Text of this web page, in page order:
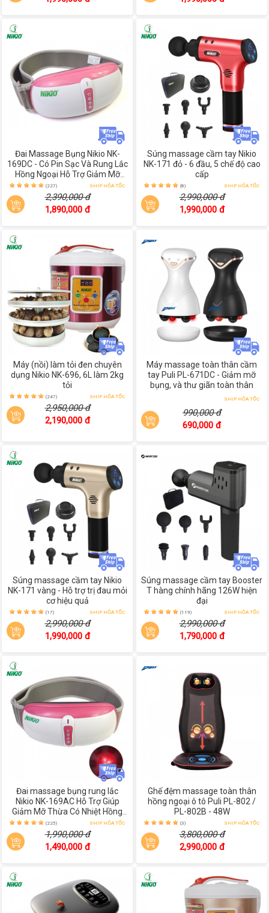
Đai Massage Bụng Nikio NK-
169DC - Có Pin Sạc Và Rung Lắc
Hồng Ngoại Hỗ Trợ Giảm Mỡ
(227) SHIP HỎA TỐC
2,390,000 đ
1,890,000 đ
Súng massage cầm tay Nikio
NK-171 đỏ - 6 đầu, 5 chế độ cao
cấp
(8) SHIP HỎA TỐC
2,990,000 đ
1,990,000 đ
Máy (nồi) làm tỏi đen chuyên
dụng Nikio NK-696, 6L làm 2kg
tỏi
(247) SHIP HỎA TỐC
2,950,000 đ
2,190,000 đ
Máy massage toàn thân cầm
tay Puli PL-671DC - Giảm mỡ
bụng, và thư giãn toàn thân
SHIP HỎA TỐC
990,000 đ
690,000 đ
Súng massage cầm tay Nikio
NK-171 vàng - Hỗ trợ trị đau mỏi
cơ hiệu quả
(17) SHIP HỎA TỐC
2,990,000 đ
1,990,000 đ
Súng massage cầm tay Booster
T hàng chính hãng 126W hiện
đại
(119) SHIP HỎA TỐC
2,990,000 đ
1,790,000 đ
Đai massage bụng rung lắc
Nikio NK-169AC Hỗ Trợ Giúp
Giảm Mỡ Thừa Có Nhiệt Hồng
Ngoại
(225) SHIP HỎA TỐC
1,990,000 đ
1,490,000 đ
Ghế đệm massage toàn thân
hồng ngoại ô tô Puli PL-802 /
PL-802B - 48W
(3) SHIP HỎA TỐC
3,800,000 đ
2,990,000 đ